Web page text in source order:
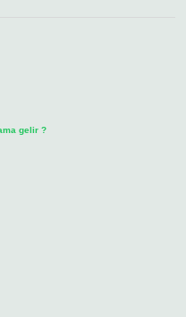
gelir ?